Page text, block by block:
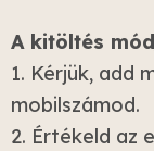
A kitöltés
1. Kérjük, add
mobilszámod.
2. Értékeld az